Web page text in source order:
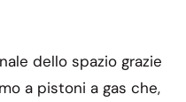
dello spazio grazie
a pistoni a gas che,